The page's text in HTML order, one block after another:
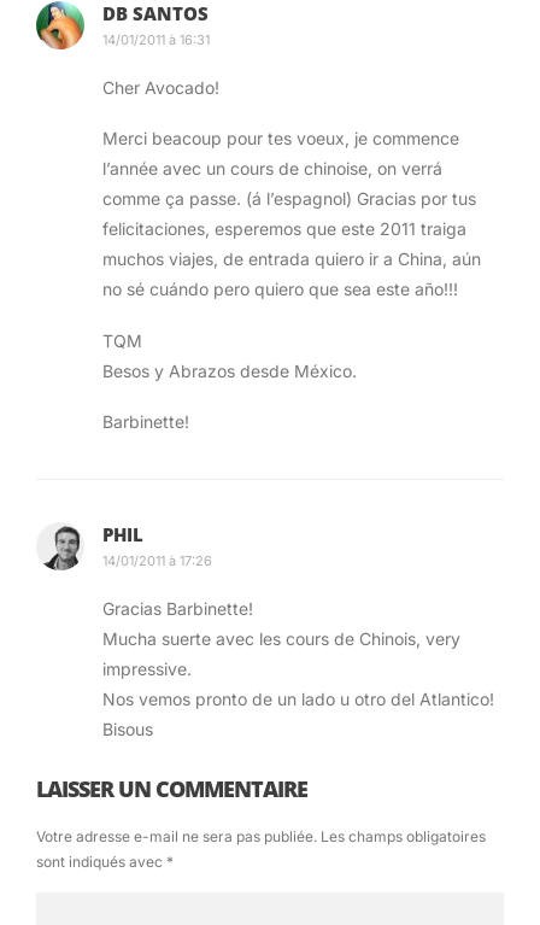
DB SANTOS
14/01/2011 à 16:31
Cher Avocado!
Merci beacoup pour tes voeux, je commence
l’année avec un cours de chinoise, on verrá
comme ça passe. (á l’espagnol) Gracias por tus
felicitaciones, esperemos que este 2011 traiga
muchos viajes, de entrada quiero ir a China, aún
no sé cuándo pero quiero que sea este año!!!
TQM
Besos y Abrazos desde México.
Barbinette!
PHIL
14/01/2011 à 17:26
Gracias Barbinette!
Mucha suerte avec les cours de Chinois, very
impressive.
Nos vemos pronto de un lado u otro del Atlantico!
Bisous
LAISSER UN COMMENTAIRE
Votre adresse e-mail ne sera pas publiée. Les champs obligatoires
sont indiqués avec *